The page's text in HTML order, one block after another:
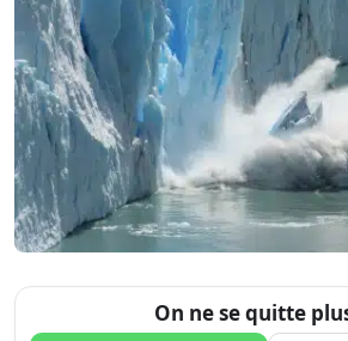
On ne se quitte